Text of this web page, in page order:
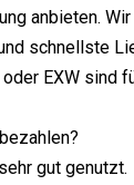
anbieten. Wir
schnellste
oder EXW sind
gut genutzt.